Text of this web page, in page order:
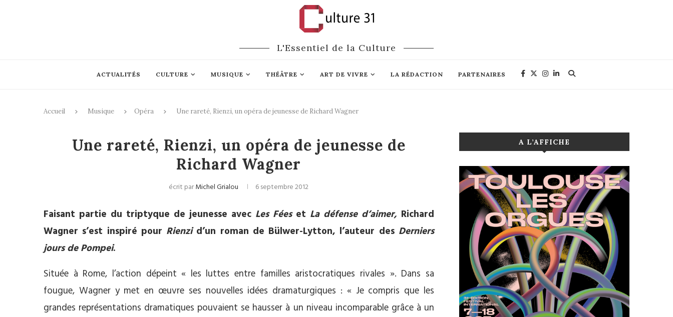
L'Essentiel de la Culture
ACTUALITÉS CULTURE MUSIQUE THÉÂTRE ART DE VIVRE LA RÉDACTION PARTENAIRES
Accueil Musique Opéra Une rareté, Rienzi, un opéra de jeunesse de Richard Wagner
Une rareté, Rienzi, un opéra de jeunesse de
Richard Wagner
écrit parMichel Grialou 6 septembre 2012
Faisant partie du triptyque de jeunesse avec Les Féeset La défense d’aimer, Richard
Wagner s’est inspiré pour Rienzid’un roman de Bülwer-Lytton, l’auteur des Derniers
jours de Pompei.
Située à Rome, l’action dépeint « les luttes entre familles aristocratiques rivales ». Dans sa
fougue, Wagner y met en œuvre ses nouvelles idées dramaturgiques : « Je compris que les
grandes représentations dramatiques pouvaient se hausser à un niveau incomparable grâce à un
A L’AFFICHE